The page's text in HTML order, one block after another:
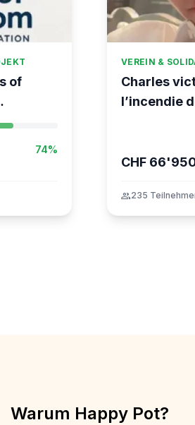
of
Global
74%
VEREIN &
Charles
l’incendie
CHF
group235
Warum Happy Pot?